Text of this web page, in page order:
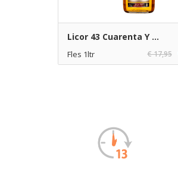
Licor 43 Cuarenta Y ...
Fles 1ltr € 17,95